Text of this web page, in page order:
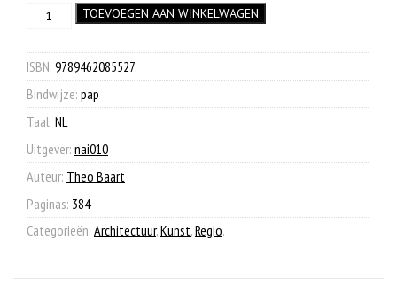
was:
€ 49,95.
is:
€ 25,00.
Groot-
Amsterdam
TOEVOEGEN AAN WINKELWAGEN
ISBN: 9789462085527.
Bindwijze: pap
Taal: NL
Uitgever: nai010
Auteur: Theo Baart
Paginas: 384
Categorieën: Architectuur,Kunst,Regio.